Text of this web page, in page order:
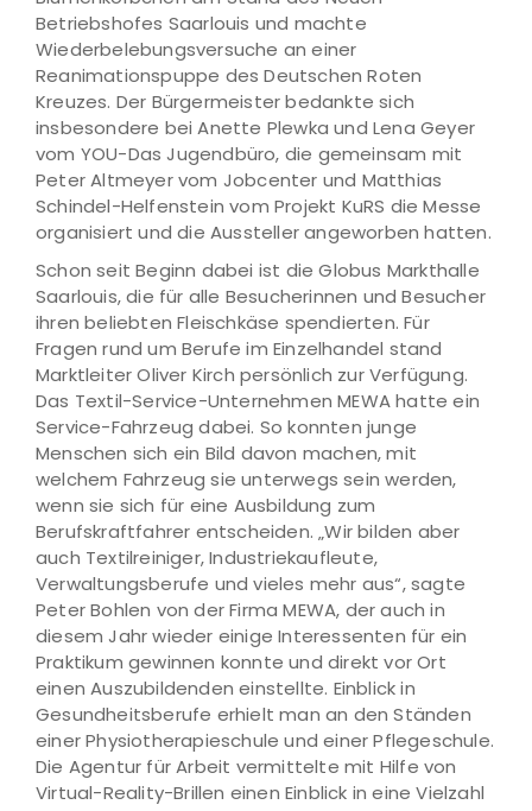
Betriebshofes Saarlouis und machte
Wiederbelebungsversuche an einer
Reanimationspuppe des Deutschen Roten
Kreuzes. Der Bürgermeister bedankte sich
insbesondere bei Anette Plewka und Lena Geyer
vom YOU-Das Jugendbüro, die gemeinsam mit
Peter Altmeyer vom Jobcenter und Matthias
Schindel-Helfenstein vom Projekt KuRS die Messe
organisiert und die Aussteller angeworben hatten.
Schon seit Beginn dabei ist die Globus Markthalle
Saarlouis, die für alle Besucherinnen und Besucher
ihren beliebten Fleischkäse spendierten. Für
Fragen rund um Berufe im Einzelhandel stand
Marktleiter Oliver Kirch persönlich zur Verfügung.
Das Textil-Service-Unternehmen MEWA hatte ein
Service-Fahrzeug dabei. So konnten junge
Menschen sich ein Bild davon machen, mit
welchem Fahrzeug sie unterwegs sein werden,
wenn sie sich für eine Ausbildung zum
Berufskraftfahrer entscheiden. „Wir bilden aber
auch Textilreiniger, Industriekaufleute,
Verwaltungsberufe und vieles mehr aus“, sagte
Peter Bohlen von der Firma MEWA, der auch in
diesem Jahr wieder einige Interessenten für ein
Praktikum gewinnen konnte und direkt vor Ort
einen Auszubildenden einstellte. Einblick in
Gesundheitsberufe erhielt man an den Ständen
einer Physiotherapieschule und einer Pflegeschule.
Die Agentur für Arbeit vermittelte mit Hilfe von
Virtual-Reality-Brillen einen Einblick in eine Vielzahl